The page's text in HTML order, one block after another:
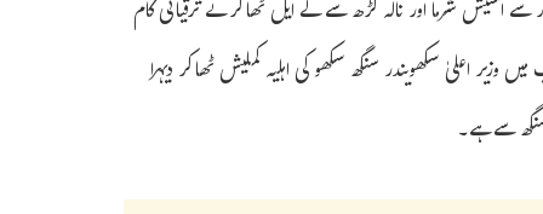
ہمیر پور سے آشیش شرما اور نالہ گڑھ سے کے ایل ٹھاکر نے ترقیاتی کام
اعلیٰ سکھویندر سنگھ سکھو کی اہلیہ کملیش ٹھاکر دیہرا
سے ہے۔